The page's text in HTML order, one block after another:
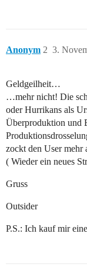
Anonym 3.
2
Geldgeilheit…
…mehr nicht! Die
oder Hurrikans als
Überproduktion und
zockt den User mehr
( Wieder ein neues
Gruss
Outsider
P.S.: Ich kauf mir